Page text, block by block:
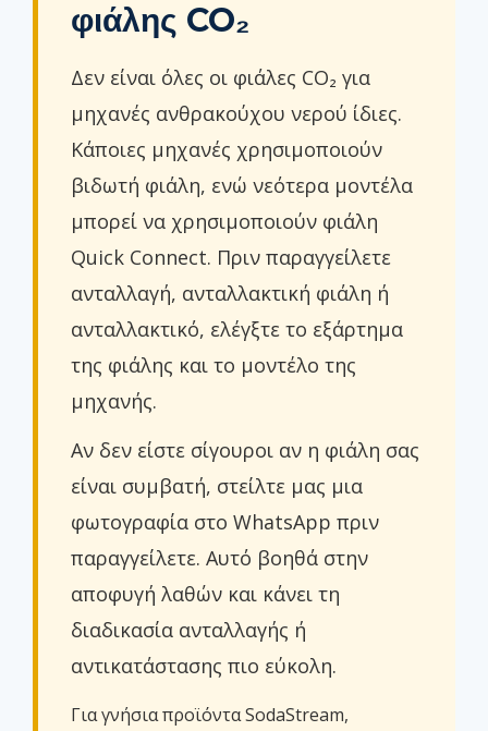
φιάλης CO₂
Δεν είναι όλες οι φιάλες CO₂ για
μηχανές ανθρακούχου νερού ίδιες.
Κάποιες μηχανές χρησιμοποιούν
βιδωτή φιάλη, ενώ νεότερα μοντέλα
μπορεί να χρησιμοποιούν φιάλη
Quick Connect. Πριν παραγγείλετε
ανταλλαγή, ανταλλακτική φιάλη ή
ανταλλακτικό, ελέγξτε το εξάρτημα
της φιάλης και το μοντέλο της
μηχανής.
Αν δεν είστε σίγουροι αν η φιάλη σας
είναι συμβατή, στείλτε μας μια
φωτογραφία στο WhatsApp πριν
παραγγείλετε. Αυτό βοηθά στην
αποφυγή λαθών και κάνει τη
διαδικασία ανταλλαγής ή
αντικατάστασης πιο εύκολη.
Για γνήσια προϊόντα SodaStream,